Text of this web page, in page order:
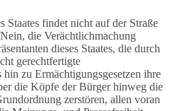
Staates findet nicht auf der Straße
die Verächtlichmachung
dieses Staates, die durch
gerechtfertigte
zu Ermächtigungsgesetzen ihre
die Köpfe der Bürger hinweg die
zerstören, allen voran